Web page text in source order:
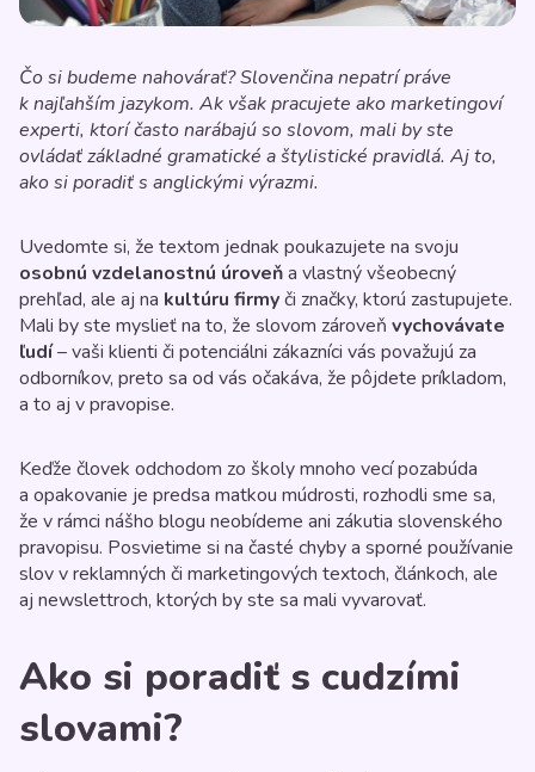
Čo si budeme nahovárať? Slovenčina nepatrí práve
k najľahším jazykom. Ak však pracujete ako marketingoví
experti, ktorí často narábajú so slovom, mali by ste
ovládať základné gramatické a štylistické pravidlá. Aj to,
ako si poradiť s anglickými výrazmi.
Uvedomte si, že textom jednak poukazujete na svoju
osobnú vzdelanostnú úroveňa vlastný všeobecný
prehľad, ale aj na kultúru firmyči značky, ktorú zastupujete.
Mali by ste myslieť na to, že slovom zároveň vychovávate
ľudí– vaši klienti či potenciálni zákazníci vás považujú za
odborníkov, preto sa od vás očakáva, že pôjdete príkladom,
a to aj v pravopise.
Keďže človek odchodom zo školy mnoho vecí pozabúda
a opakovanie je predsa matkou múdrosti, rozhodli sme sa,
že v rámci nášho blogu neobídeme ani zákutia slovenského
pravopisu. Posvietime si na časté chyby a sporné používanie
slov v reklamných či marketingových textoch, článkoch, ale
aj newslettroch, ktorých by ste sa mali vyvarovať.
Ako si poradiť s cudzími
slovami?